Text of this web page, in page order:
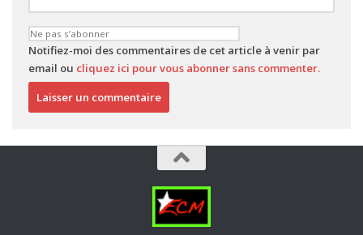
Notifiez-moi des commentaires de cet article à venir par
email ou cliquez ici pour vous abonner sans commenter.